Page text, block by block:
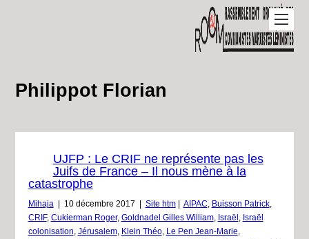
Philippot Florian
UJFP : Le CRIF ne représente pas les
Juifs de France – Il nous mène à la
catastrophe
Mihaja 10 décembre 2017 Site htm AIPAC Buisson Patrick,
CRIF, Cukierman Roger, Goldnadel Gilles William, Israël
Israël
colonisation Jérusalem, Klein Théo, Le Pen Jean-Marie